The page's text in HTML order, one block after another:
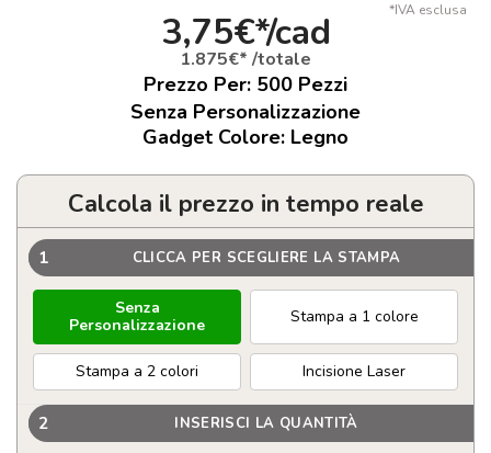
*IVA esclusa
3,75€*/cad
1.875€* /totale
Prezzo Per: 500 Pezzi
Senza Personalizzazione
Gadget Colore: Legno
Calcola il prezzo in tempo reale
1 CLICCA PER SCEGLIERE LA STAMPA
Senza
Personalizzazione
Stampa a 1 colore
Stampa a 2 colori Incisione Laser
2 INSERISCI LA QUANTITÀ